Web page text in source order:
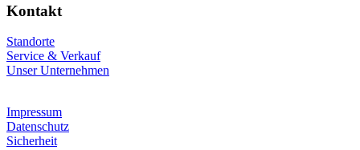
Kontakt
Standorte
Service & Verkauf
Unser Unternehmen
Impressum
Datenschutz
Sicherheit